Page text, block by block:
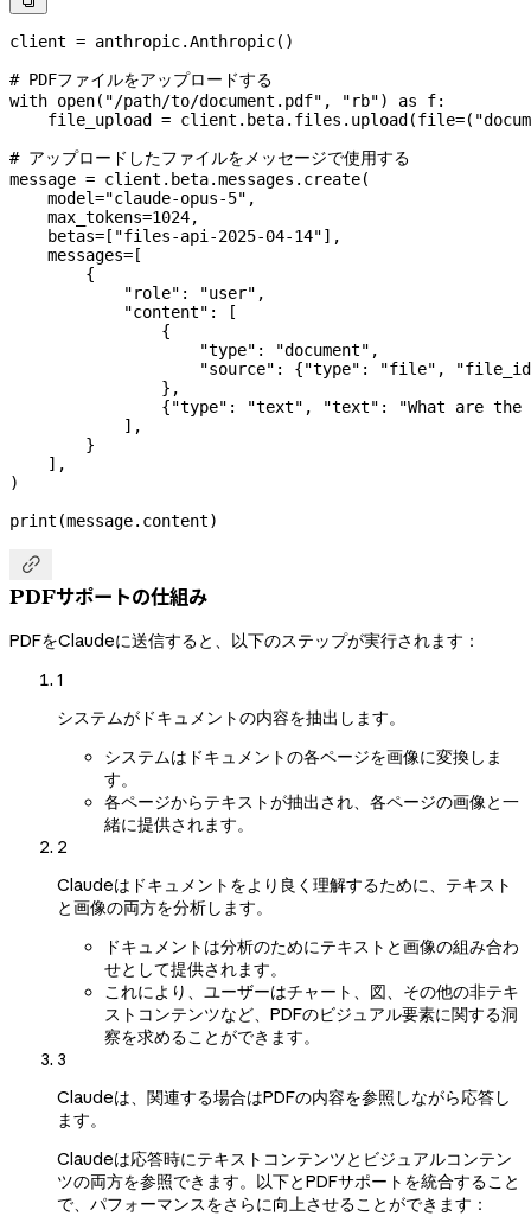
client = anthropic.Anthropic()
# PDFファイルをアップロードする
with open( "/path/to/document.pdf" , "rb") as f:
    file_upload
= client.beta.files.upload(file=(
# アップロードしたファイルをメッセージで使用する
message = client.beta.messages.create(
    model
="claude-opus-5" ,
    max_tokens
=1024,
    betas
= [ "files-api-2025-04-14"],
    messages
= [
        {
            "role"
: "user" ,
            "content"
: [
                {
                    "type"
: "document" ,
                    "source"
: {"type" : "file" ,
                },
                {
"type" : "text" , "text" :
"What are
            ],
        }
    ],
)
print (message.content)

PDFサポートの仕組み
PDFをClaudeに送信すると、以下のステップが実行されます：
1
システムがドキュメントの内容を抽出します。
システムはドキュメントの各ページを画像に変換しま
す。
各ページからテキストが抽出され、各ページの画像と一
緒に提供されます。
2
Claudeはドキュメントをより良く理解するために、テキスト
と画像の両方を分析します。
ドキュメントは分析のためにテキストと画像の組み合わ
せとして提供されます。
これにより、ユーザーはチャート、図、その他の非テキ
ストコンテンツなど、PDFのビジュアル要素に関する洞
察を求めることができます。
3
Claudeは、関連する場合はPDFの内容を参照しながら応答し
ます。
Claudeは応答時にテキストコンテンツとビジュアルコンテン
ツの両方を参照できます。以下とPDFサポートを統合すること
で、パフォーマンスをさらに向上させることができます：